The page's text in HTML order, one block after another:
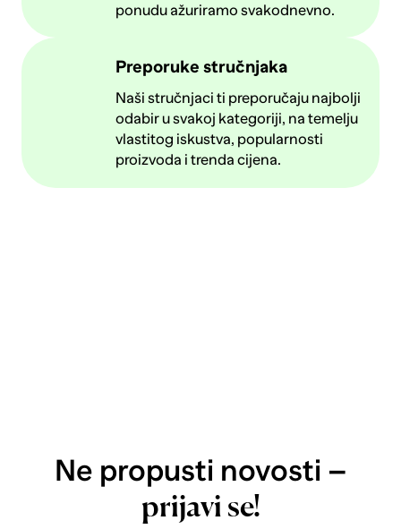
ponudu ažuriramo svakodnevno.
Preporuke stručnjaka
Naši stručnjaci ti preporučaju najbolji
odabir u svakoj kategoriji, na temelju
vlastitog iskustva, popularnosti
proizvoda i trenda cijena.
Ne propusti novosti –
prijavi se!